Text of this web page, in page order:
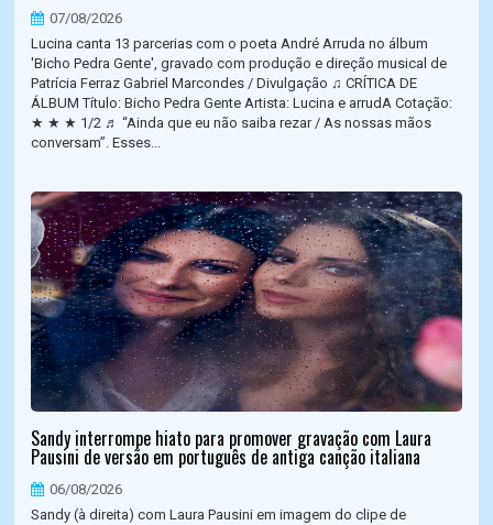
07/08/2026
Lucina canta 13 parcerias com o poeta André Arruda no álbum
'Bicho Pedra Gente', gravado com produção e direção musical de
Patrícia Ferraz Gabriel Marcondes / Divulgação ♫ CRÍTICA DE
ÁLBUM Título: Bicho Pedra Gente Artista: Lucina e arrudA Cotação:
★ ★ ★ 1/2 ♬ “Ainda que eu não saiba rezar / As nossas mãos
conversam”. Esses...
Sandy interrompe hiato para promover gravação com Laura
Pausini de versão em português de antiga canção italiana
06/08/2026
Sandy (à direita) com Laura Pausini em imagem do clipe de